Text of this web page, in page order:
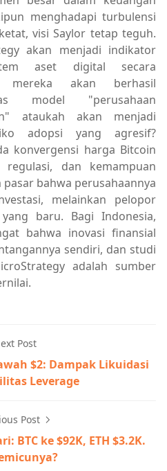
menghadapi turbulensi
visi Saylor tetap teguh.
akan menjadi indikator
aset digital secara
mereka akan berhasil
model "perusahaan
ataukah akan menjadi
adopsi yang agresif?
konvergensi harga Bitcoin
dan kemampuan
bahwa perusahaannya
melainkan pelopor
baru. Bagi Indonesia,
bahwa inovasi finansial
sendiri, dan studi
adalah sumber
Post
$2: Dampak Likuidasi
Leverage
Post
BTC ke $92K, ETH $3.2K.